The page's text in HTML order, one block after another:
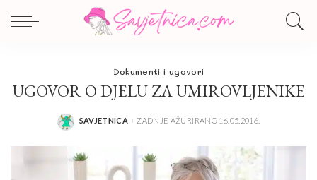
Dokumenti i ugovori
UGOVOR O DJELU ZA UMIROVLJENIKE
POSTED
SAVJETNICA ZADNJE AŽURIRANO 16.05.2016.